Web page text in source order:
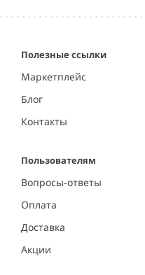
5
Полезные ссылки
Маркетплейс
Блог
Контакты
Пользователям
Вопросы-ответы
Оплата
Доставка
Акции